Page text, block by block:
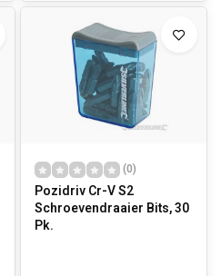
(0)
Pozidriv Cr-V S2
Schroevendraaier Bits, 30
Pk.